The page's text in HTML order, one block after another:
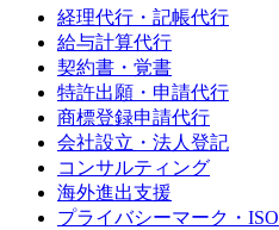
経理代行・記帳代行
給与計算代行
契約書・覚書
特許出願・申請代行
商標登録申請代行
会社設立・法人登記
コンサルティング
海外進出支援
プライバシーマーク・ISO